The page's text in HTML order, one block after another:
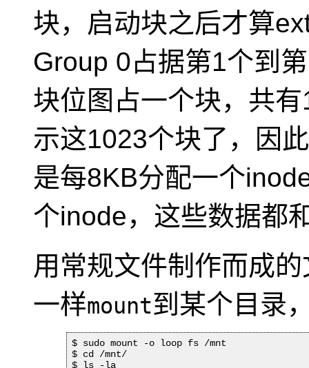
块，启动块之后才算
Group 0占据第1个到
块位图占一个块，共
示这1023个块了，因
是每8KB分配一个
个inode，这些数据都
用常规文件制作而成
一样mount到某个目录
$ sudo mount -o loop fs /mnt
$ cd /mnt/
$ ls -la